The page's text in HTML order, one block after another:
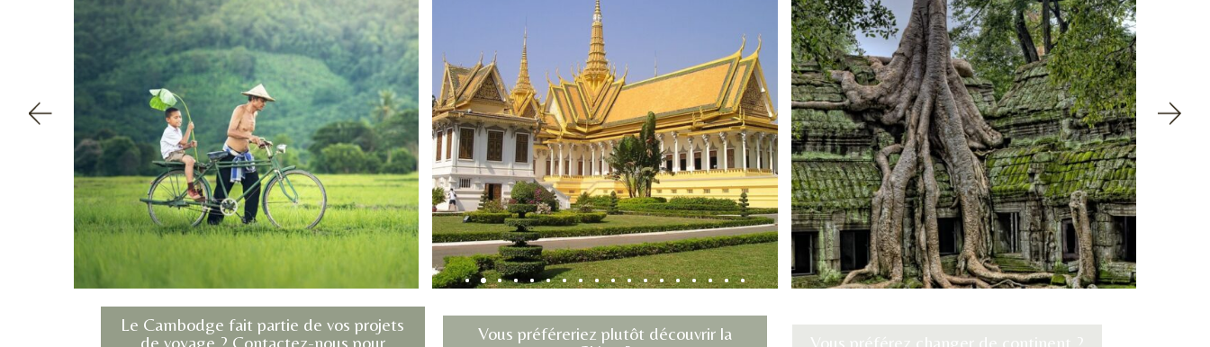
Le Cambodge fait partie de vos projets
de voyage ? Contactez-nous pour
Vous préféreriez plutôt découvrir la
Vous préférez changer de continent ?